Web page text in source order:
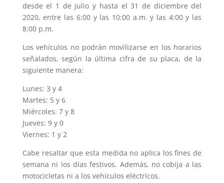
desde el 1 de julio y hasta el 31 de diciembre del
2020, entre las 6:00 y las 10:00 a.m. y las 4:00 y las
8:00 p.m.
Los vehículos no podrán movilizarse en los horarios
señalados, según la última cifra de su placa, de la
siguiente manera:
Lunes: 3 y 4
Martes: 5 y 6
Miércoles: 7 y 8
Jueves: 9 y 0
Viernes: 1 y 2
Cabe resaltar que esta medida no aplica los fines de
semana ni los días festivos. Además, no cobija a las
motocicletas ni a los vehículos eléctricos.